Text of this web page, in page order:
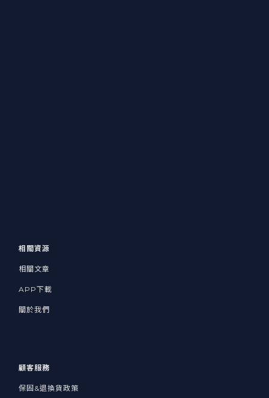
相關資源
相關文章
APP下載
關於我們
顧客服務
保固&退換貨政策